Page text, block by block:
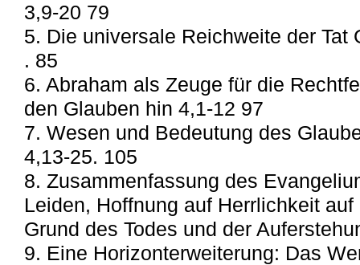
3,9-20 79
5. Die universale Reichweite der Tat
. 85
6. Abraham als Zeuge für die
den Glauben hin 4,1-12 97
7. Wesen und Bedeutung des
4,13-25. 105
8. Zusammenfassung des
Leiden, Hoffnung auf Herrlichkeit auf
Grund des Todes und der
9. Eine Horizonterweiterung: Das